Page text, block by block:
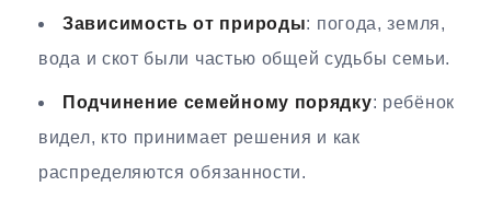
Зависимость от природы: погода, земля,
вода и скот были частью общей судьбы семьи.
Подчинение семейному порядку: ребёнок
видел, кто принимает решения и как
распределяются обязанности.